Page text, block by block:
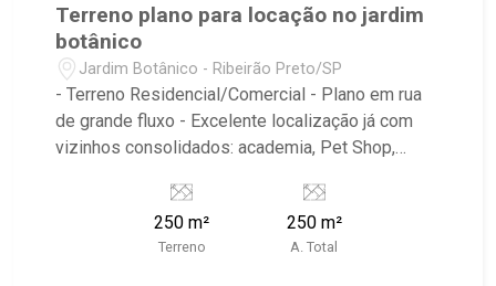
Terreno plano para locação no jardim
botânico
Jardim Botânico - Ribeirão Preto/SP
- Terreno Residencial/Comercial - Plano em rua
de grande fluxo - Excelente localização já com
vizinhos consolidados: academia, Pet Shop,
Avenida Thomaz Nogueira Gaia. - Próximo a rua
Paschoal Bardaro - Região com grande potencial
comercial - Entre Parques Raya e Uber
250 m²
Terreno
250 m²
A. Total